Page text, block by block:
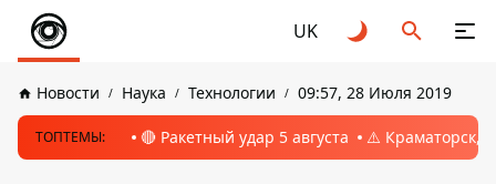
UK
Новости Наука Технологии 09:57, 28 Июля 2019
ТОПТЕМЫ: 🔴 Ракетный удар 5 августа ⚠️ Краматорск,